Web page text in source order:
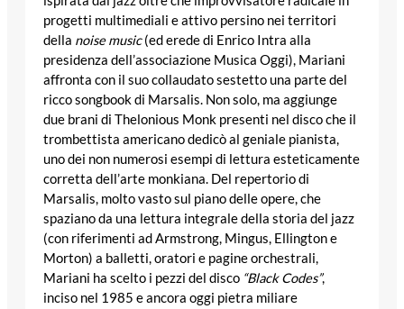
progetti multimediali e attivo persino nei territori
della noise music(ed erede di Enrico Intra alla
presidenza dell’associazione Musica Oggi), Mariani
affronta con il suo collaudato sestetto una parte del
ricco songbook di Marsalis. Non solo, ma aggiunge
due brani di Thelonious Monk presenti nel disco che il
trombettista americano dedicò al geniale pianista,
uno dei non numerosi esempi di lettura esteticamente
corretta dell’arte monkiana. Del repertorio di
Marsalis, molto vasto sul piano delle opere, che
spaziano da una lettura integrale della storia del jazz
(con riferimenti ad Armstrong, Mingus, Ellington e
Morton) a balletti, oratori e pagine orchestrali,
Mariani ha scelto i pezzi del disco “Black Codes”,
inciso nel 1985 e ancora oggi pietra miliare